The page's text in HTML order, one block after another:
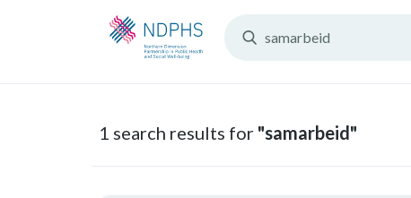
Search
1 search results for "samarbeid"